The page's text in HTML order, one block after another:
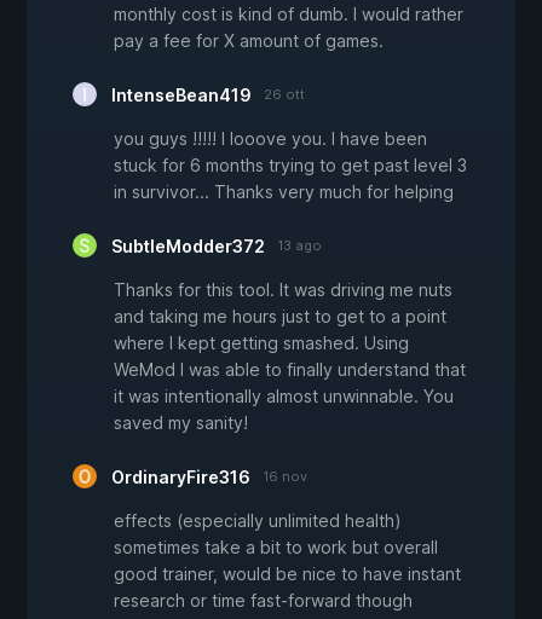
monthly cost is kind of dumb. I would rather
pay a fee for X amount of games.
IntenseBean419 26 ott
you guys !!!!! I looove you. I have been
stuck for 6 months trying to get past level 3
in survivor... Thanks very much for helping
SubtleModder372 13 ago
Thanks for this tool. It was driving me nuts
and taking me hours just to get to a point
where I kept getting smashed. Using
WeMod I was able to finally understand that
it was intentionally almost unwinnable. You
saved my sanity!
OrdinaryFire316 16 nov
effects (especially unlimited health)
sometimes take a bit to work but overall
good trainer, would be nice to have instant
research or time fast-forward though